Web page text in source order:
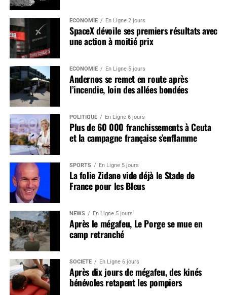
ÉCONOMIE En Ligne 2 jours
SpaceX dévoile ses premiers résultats avec
une action à moitié prix
ÉCONOMIE En Ligne 5 jours
Andernos se remet en route après
l’incendie, loin des allées bondées
POLITIQUE En Ligne 6 jours
Plus de 60 000 franchissements à Ceuta
et la campagne française s’enflamme
SPORTS En Ligne 5 jours
La folie Zidane vide déjà le Stade de
France pour les Bleus
NEWS En Ligne 5 jours
Après le mégafeu, Le Porge se mue en
camp retranché
SOCIÉTÉ En Ligne 6 jours
Après dix jours de mégafeu, des kinés
bénévoles retapent les pompiers